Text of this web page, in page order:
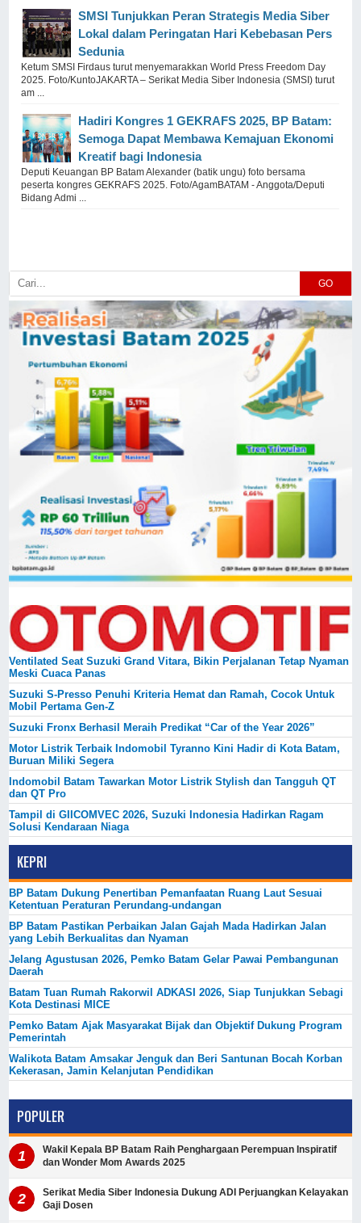
SMSI Tunjukkan Peran Strategis Media Siber
Lokal dalam Peringatan Hari Kebebasan Pers
Sedunia
Ketum SMSI Firdaus turut menyemarakkan World Press Freedom Day
2025. Foto/KuntoJAKARTA – Serikat Media Siber Indonesia (SMSI) turut
am ...
Hadiri Kongres 1 GEKRAFS 2025, BP Batam:
Semoga Dapat Membawa Kemajuan Ekonomi
Kreatif bagi Indonesia
Deputi Keuangan BP Batam Alexander (batik ungu) foto bersama
peserta kongres GEKRAFS 2025. Foto/AgamBATAM - Anggota/Deputi
Bidang Admi ...
GO
Ventilated Seat Suzuki Grand Vitara, Bikin Perjalanan Tetap Nyaman
Meski Cuaca Panas
Suzuki S-Presso Penuhi Kriteria Hemat dan Ramah, Cocok Untuk
Mobil Pertama Gen-Z
Suzuki Fronx Berhasil Meraih Predikat “Car of the Year 2026”
Motor Listrik Terbaik Indomobil Tyranno Kini Hadir di Kota Batam,
Buruan Miliki Segera
Indomobil Batam Tawarkan Motor Listrik Stylish dan Tangguh QT
dan QT Pro
Tampil di GIICOMVEC 2026, Suzuki Indonesia Hadirkan Ragam
Solusi Kendaraan Niaga
KEPRI
BP Batam Dukung Penertiban Pemanfaatan Ruang Laut Sesuai
Ketentuan Peraturan Perundang-undangan
BP Batam Pastikan Perbaikan Jalan Gajah Mada Hadirkan Jalan
yang Lebih Berkualitas dan Nyaman
Jelang Agustusan 2026, Pemko Batam Gelar Pawai Pembangunan
Daerah
Batam Tuan Rumah Rakorwil ADKASI 2026, Siap Tunjukkan Sebagi
Kota Destinasi MICE
Pemko Batam Ajak Masyarakat Bijak dan Objektif Dukung Program
Pemerintah
Walikota Batam Amsakar Jenguk dan Beri Santunan Bocah Korban
Kekerasan, Jamin Kelanjutan Pendidikan
POPULER
Wakil Kepala BP Batam Raih Penghargaan Perempuan Inspiratif
dan Wonder Mom Awards 2025
Serikat Media Siber Indonesia Dukung ADI Perjuangkan Kelayakan
Gaji Dosen